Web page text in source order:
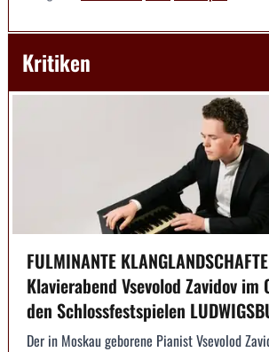
Kritiken
FULMINANTE
Klavierabend Vsevolod Zavidov im
den Schlossfestspielen
Der in Moskau geborene Pianist Vsevolod